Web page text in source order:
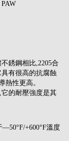
銹鋼相比,2205合
有很高的抗腐蝕
熱性更高。
的耐壓強度是其
+600°F溫度